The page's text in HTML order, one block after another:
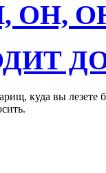
ОН,
куда вы лезете